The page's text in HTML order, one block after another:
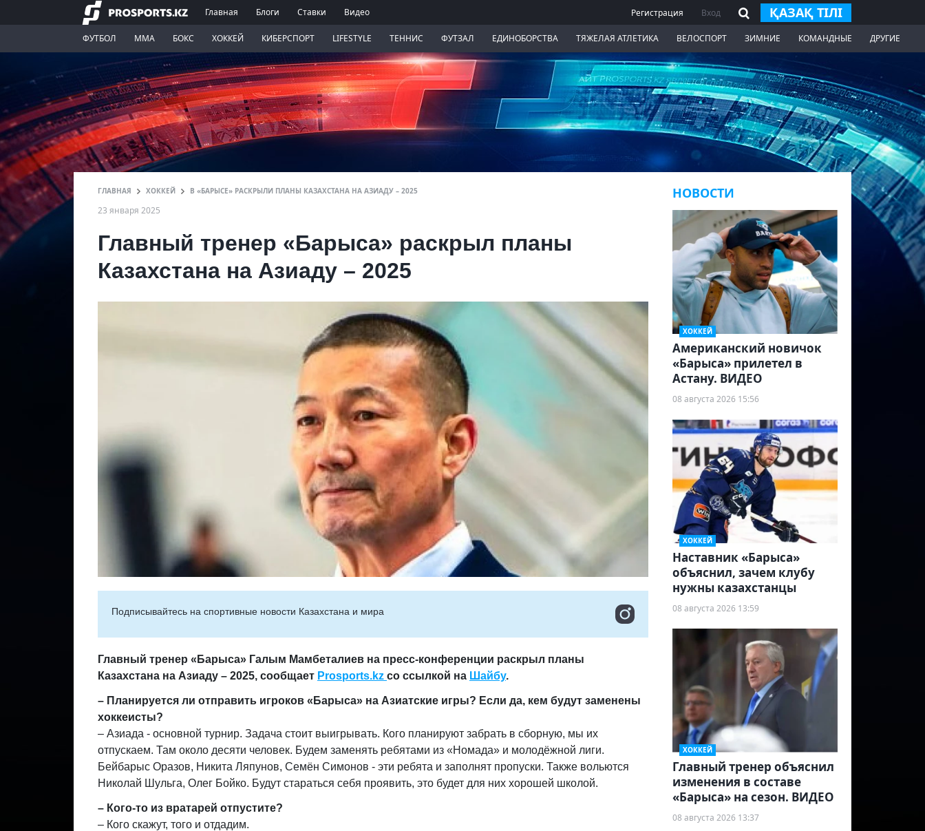
Главная Блоги Ставки Видео Регистрация Вход ҚАЗАҚ ТІЛІ
ФУТБОЛ ММА БОКС ХОККЕЙ КИБЕРСПОРТ LIFESTYLE ТЕННИС ФУТЗАЛ ЕДИНОБОРСТВА ТЯЖЕЛАЯ АТЛЕТИКА ВЕЛОСПОРТ ЗИМНИЕ КОМАНДНЫЕ ДРУГИЕ
ГЛАВНАЯ ХОККЕЙ В «БАРЫСЕ» РАСКРЫЛИ ПЛАНЫ КАЗАХСТАНА НА АЗИАДУ – 2025
23 января 2025
Главный тренер «Барыса» раскрыл планы
Казахстана на Азиаду – 2025
Подписывайтесь на cпортивные новости Казахстана и мира
Главный тренер «Барыса» Галым Мамбеталиев на пресс-конференции раскрыл планы
Казахстана на Азиаду – 2025, сообщает Prosports.kz со ссылкой на Шайбу.
– Планируется ли отправить игроков «Барыса» на Азиатские игры? Если да, кем будут заменены
хоккеисты?
– Азиада - основной турнир. Задача стоит выигрывать. Кого планируют забрать в сборную, мы их
отпускаем. Там около десяти человек. Будем заменять ребятами из «Номада» и молодёжной лиги.
Бейбарыс Оразов, Никита Ляпунов, Семён Симонов - эти ребята и заполнят пропуски. Также вольются
Николай Шульга, Олег Бойко. Будут стараться себя проявить, это будет для них хорошей школой.
– Кого-то из вратарей отпустите?
– Кого скажут, того и отдадим.
НОВОСТИ
ХОККЕЙ
Американский новичок
«Барыса» прилетел в
Астану. ВИДЕО
08 августа 2026 15:56
ХОККЕЙ
Наставник «Барыса»
объяснил, зачем клубу
нужны казахстанцы
08 августа 2026 13:59
ХОККЕЙ
Главный тренер объяснил
изменения в составе
«Барыса» на сезон. ВИДЕО
08 августа 2026 13:37